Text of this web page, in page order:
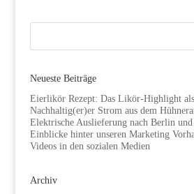
Neueste Beiträge
Eierlikör Rezept: Das Likör-Highlight als
Nachhaltig(er)er Strom aus dem
Elektrische Auslieferung nach Berlin
Einblicke hinter unseren Marketing
Videos in den sozialen Medien
Archiv